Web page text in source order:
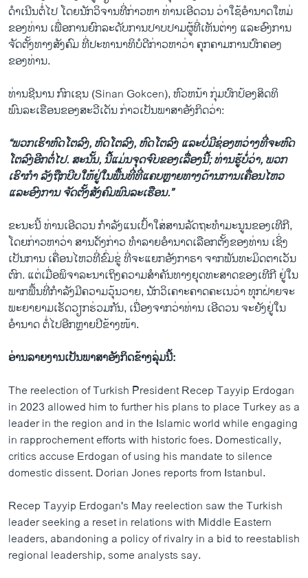
ດຳເນີນຕໍ່ໄປ ໂດຍນັກວິຈານທີ່ກ່າວຫາ ທ່ານເອີດວນ ວ່າໃຊ້ອໍານາດໃຫມ່
ຂອງທ່ານ ເພື່ອການຍົກລະດັບການປາບປາມຜູ້ທີ່ເຫັນຕ່າງ ແລະອົງການ
ຈັດຕັ້ງທາງສັງຄົມ ທີ່ປະທານາທິບໍດີກ່າວຫາວ່າ ຄຸກຄາມການປົກຄອງ
ຂອງທ່ານ.
ທ່ານຊີນານ ກົກເຊນ (Sinan Gokcen), ຫົວຫນ້າ ກຸ່ມປົກປ້ອງສິດທິ
ພົນລະເຮືອນຂອງສະວີເດັນ ກ່າວເປັນພາສາອັງກິດວ່າ:
“ພວກ​ເຮົາຫົດໂຕລົງ, ຫົດໂຕລົງ, ຫົດໂຕລົງ ແລະ​ບໍ່​ມີ​ຊ່ອງ​ຫວ່າງ​ທີ່​ຈະຫົດ
ໂຕລົງ​ອີກ​ຕໍ່​ໄປ. ສະນັ້ນ, ນີ້ແມ່ນຈຸດຈົບຂອງເລື່ອງນີ້; ທ່ານຮູ້ບໍ່ວ່າ, ພວກ
ເຮົາກຳ ລັງຖືກບີບໃຫ້ຢູ່ໃນພື້ນທີ່ທີ່ແຄບຫຼາຍທາງດ້ານການເຄື່ອນໄຫວ
ແລະອົງການ ຈັດຕັ້ງສັງຄົມພົນລະເຮືອນ.”
ຂະນະນີ້ ທ່ານເອີດວນ ກຳລັງແນເປົ້າໃສ່ສານລັດຖະທຳມະນູນຂອງເທີກີ,
ໂດຍກ່າວຫາວ່າ ສານດ່ັງກ່າວ ທຳລາຍອຳນາດເລືອກຕັ້ງຂອງທ່ານ ເຊິ່ງ
ເປັນການ ເຄື່ອນໄຫວທີ່ຂົ່ມຂູ່ ທີ່ຈະແຍກອັງກາຣາ ຈາກພັນທະມິດຕາເວັນ
ຕົກ. ​ແຕ່ເມື່ອພິຈາລະນາເຖິງຄວາມສຳຄັນ​ທາງ​ຍຸດ​ທະ​ສາດ​ຂອງ​ເທີກີ ຢູ່ໃນ​
ພາກພື້ນ​ທີ່ກຳລັງມີ​ຄວາມ​ວຸ້ນວາຍ, ນັກວິ​ເຄາະ​ຄາດ​ຄະ​ເນ​ວ່າ ​ທຸກ​ຝ່າຍ​ຈະ​
ພະຍາຍາມເຮັດວຽກ​ຮ່ວມ​ກັນ, ເນື່ອງຈາກ​ວ່າ​ທ່ານ ເອີດວນ ຈະຍັງຢູ່ໃນ
ອຳນາດ ຕໍ່ໄປອີກ​ຫຼາຍ​ປີ​ຂ້າງໜ້າ.
ອ່ານລາຍງານເປັນພາສາອັງກິດຂ້າງລຸ່ມນີ້:
The reelection of Turkish President Recep Tayyip Erdogan
in 2023 allowed him to further his plans to place Turkey as a
leader in the region and in the Islamic world while engaging
in rapprochement efforts with historic foes. Domestically,
critics accuse Erdogan of using his mandate to silence
domestic dissent. Dorian Jones reports from Istanbul.
Recep Tayyip Erdogan's May reelection saw the Turkish
leader seeking a reset in relations with Middle Eastern
leaders, abandoning a policy of rivalry in a bid to reestablish
regional leadership, some analysts say.